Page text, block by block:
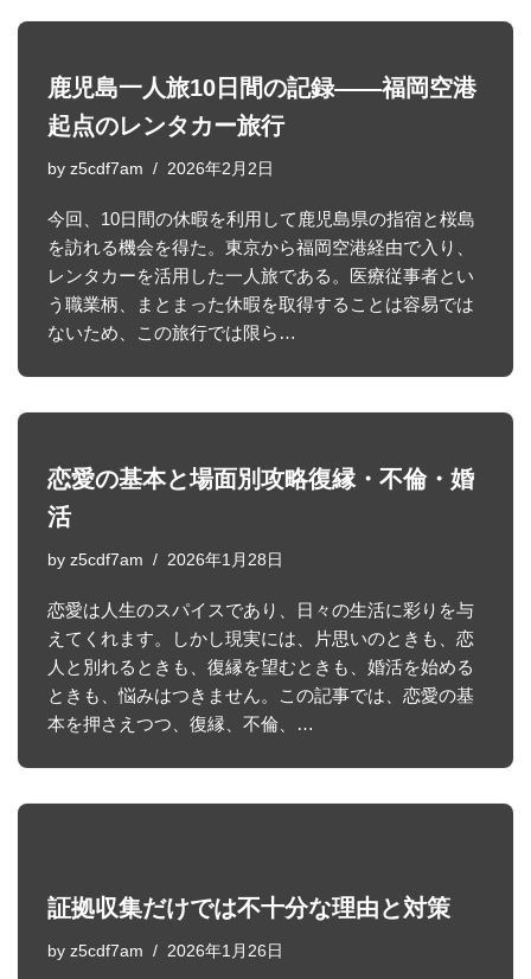
鹿児島一人旅10日間の記録――福岡空港
起点のレンタカー旅行
by z5cdf7am 2026年2月2日
今回、10日間の休暇を利用して鹿児島県の指宿と桜島
を訪れる機会を得た。東京から福岡空港経由で入り、
レンタカーを活用した一人旅である。医療従事者とい
う職業柄、まとまった休暇を取得することは容易では
ないため、この旅行では限ら…
恋愛の基本と場面別攻略復縁・不倫・婚
活
by z5cdf7am 2026年1月28日
恋愛は人生のスパイスであり、日々の生活に彩りを与
えてくれます。しかし現実には、片思いのときも、恋
人と別れるときも、復縁を望むときも、婚活を始める
ときも、悩みはつきません。この記事では、恋愛の基
本を押さえつつ、復縁、不倫、…
証拠収集だけでは不十分な理由と対策
by z5cdf7am 2026年1月26日